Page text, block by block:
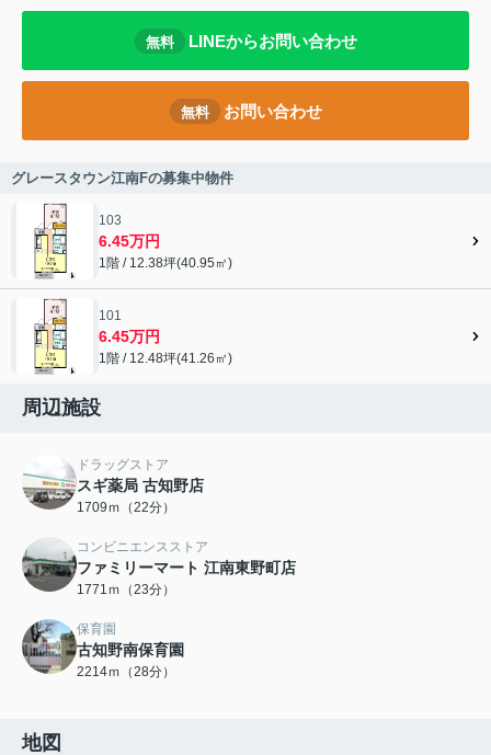
無料 LINEからお問い合わせ
無料 お問い合わせ
グレースタウン江南Fの募集中物件
103
6.45万円
1階 / 12.38坪(40.95㎡)
101
6.45万円
1階 / 12.48坪(41.26㎡)
周辺施設
ドラッグストア
スギ薬局 古知野店
1709ｍ（22分）
コンビニエンスストア
ファミリーマート 江南東野町店
1771ｍ（23分）
保育園
古知野南保育園
2214ｍ（28分）
地図